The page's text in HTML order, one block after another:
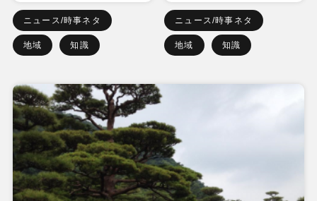
ニュース/時事ネタ
地域 知識
ニュース/時事ネタ
地域 知識